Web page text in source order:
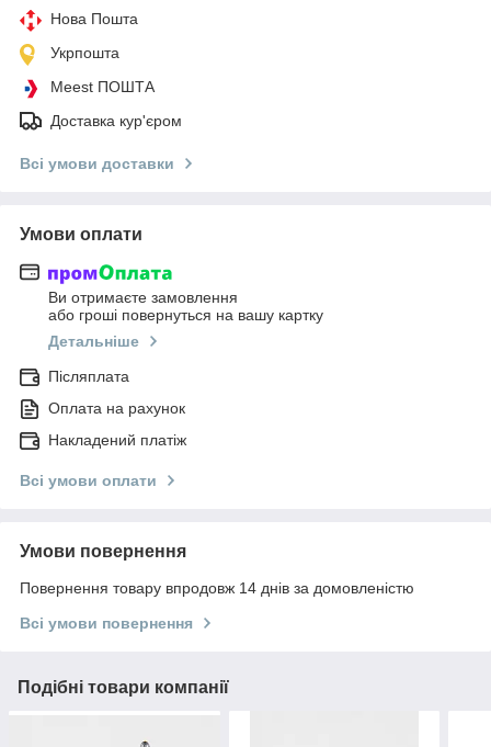
Нова Пошта
Укрпошта
Meest ПОШТА
Доставка кур'єром
Всі умови доставки
Умови оплати
Ви отримаєте замовлення
або гроші повернуться на вашу картку
Детальніше
Післяплата
Оплата на рахунок
Накладений платіж
Всі умови оплати
Умови повернення
Повернення товару впродовж 14 днів за домовленістю
Всі умови повернення
Подібні товари компанії